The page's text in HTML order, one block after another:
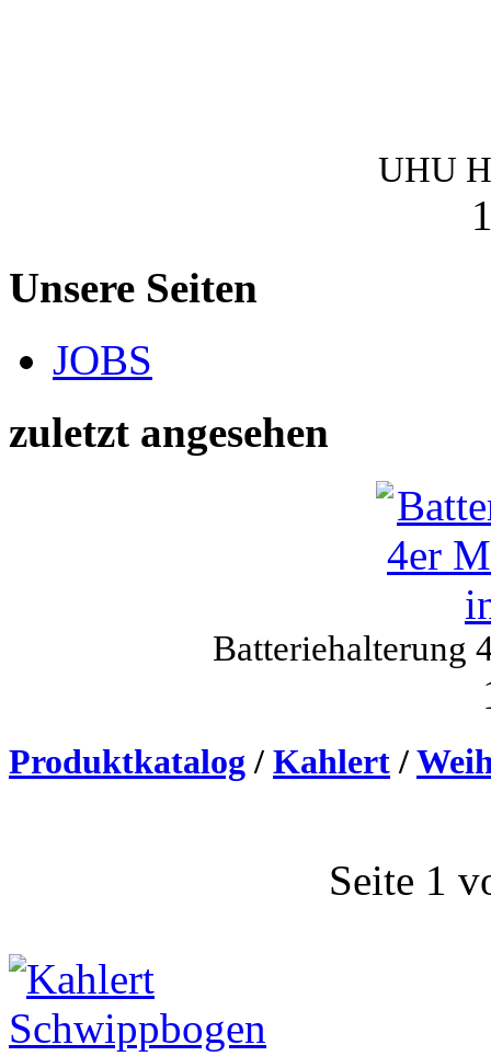
UHU
Unsere Seiten
JOBS
zuletzt angesehen
Batteriehalterung
Produktkatalog / Kahlert /
Seite 1